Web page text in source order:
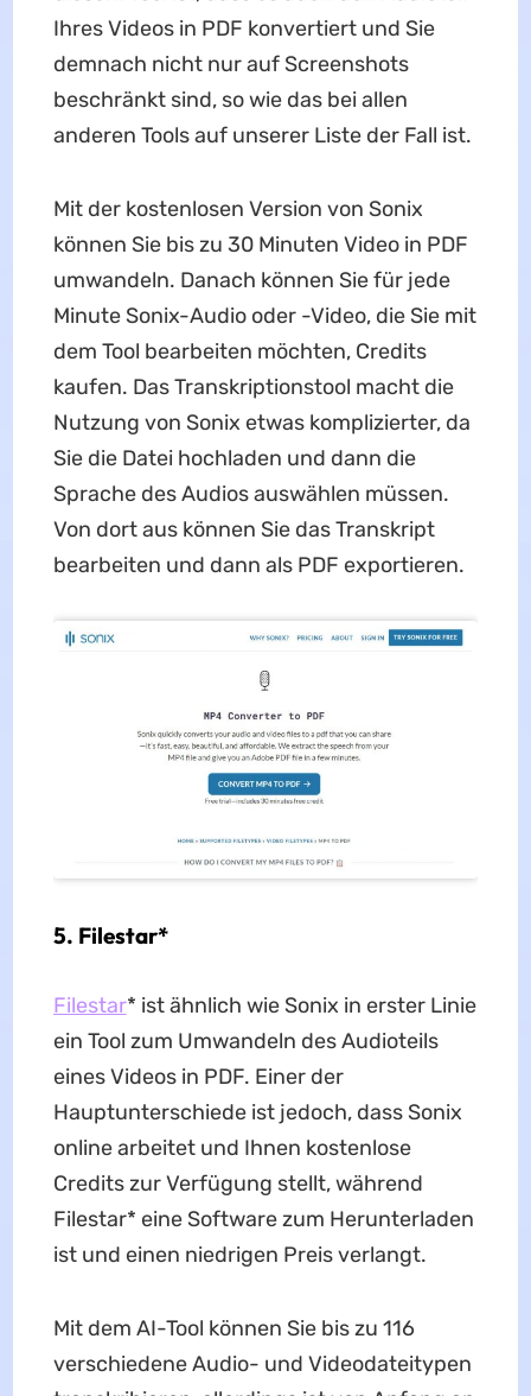
Ihres Videos in PDF konvertiert und Sie
demnach nicht nur auf Screenshots
beschränkt sind, so wie das bei allen
anderen Tools auf unserer Liste der Fall ist.
Mit der kostenlosen Version von Sonix
können Sie bis zu 30 Minuten Video in PDF
umwandeln. Danach können Sie für jede
Minute Sonix-Audio oder -Video, die Sie mit
dem Tool bearbeiten möchten, Credits
kaufen. Das Transkriptionstool macht die
Nutzung von Sonix etwas komplizierter, da
Sie die Datei hochladen und dann die
Sprache des Audios auswählen müssen.
Von dort aus können Sie das Transkript
bearbeiten und dann als PDF exportieren.
5. Filestar*
Filestar* ist ähnlich wie Sonix in erster Linie
ein Tool zum Umwandeln des Audioteils
eines Videos in PDF. Einer der
Hauptunterschiede ist jedoch, dass Sonix
online arbeitet und Ihnen kostenlose
Credits zur Verfügung stellt, während
Filestar* eine Software zum Herunterladen
ist und einen niedrigen Preis verlangt.
Mit dem AI-Tool können Sie bis zu 116
verschiedene Audio- und Videodateitypen